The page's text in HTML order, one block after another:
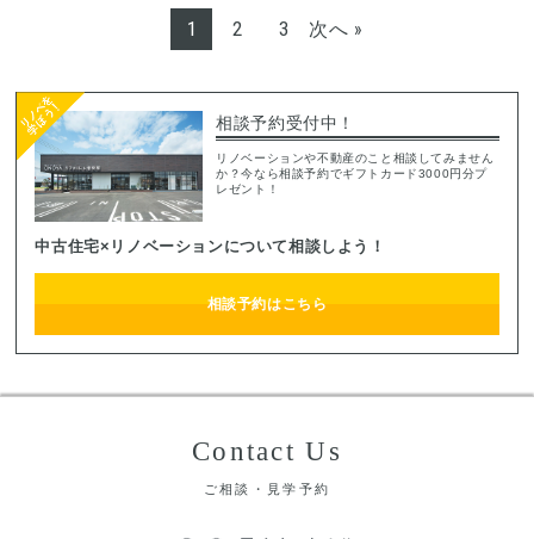
1 2 3 次へ »
相談予約受付中！
リノベーションや不動産のこと相談してみません
か？今なら相談予約でギフトカード3000円分プ
レゼント！
中古住宅×リノベーションについて相談しよう！
相談予約はこちら
Contact Us
ご相談・見学予約